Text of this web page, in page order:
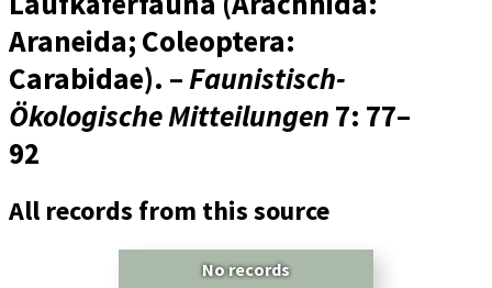
Araneida; Coleoptera:
Carabidae). –Faunistisch-
Ökologische Mitteilungen 7: 77–
92
All records from this source
No records